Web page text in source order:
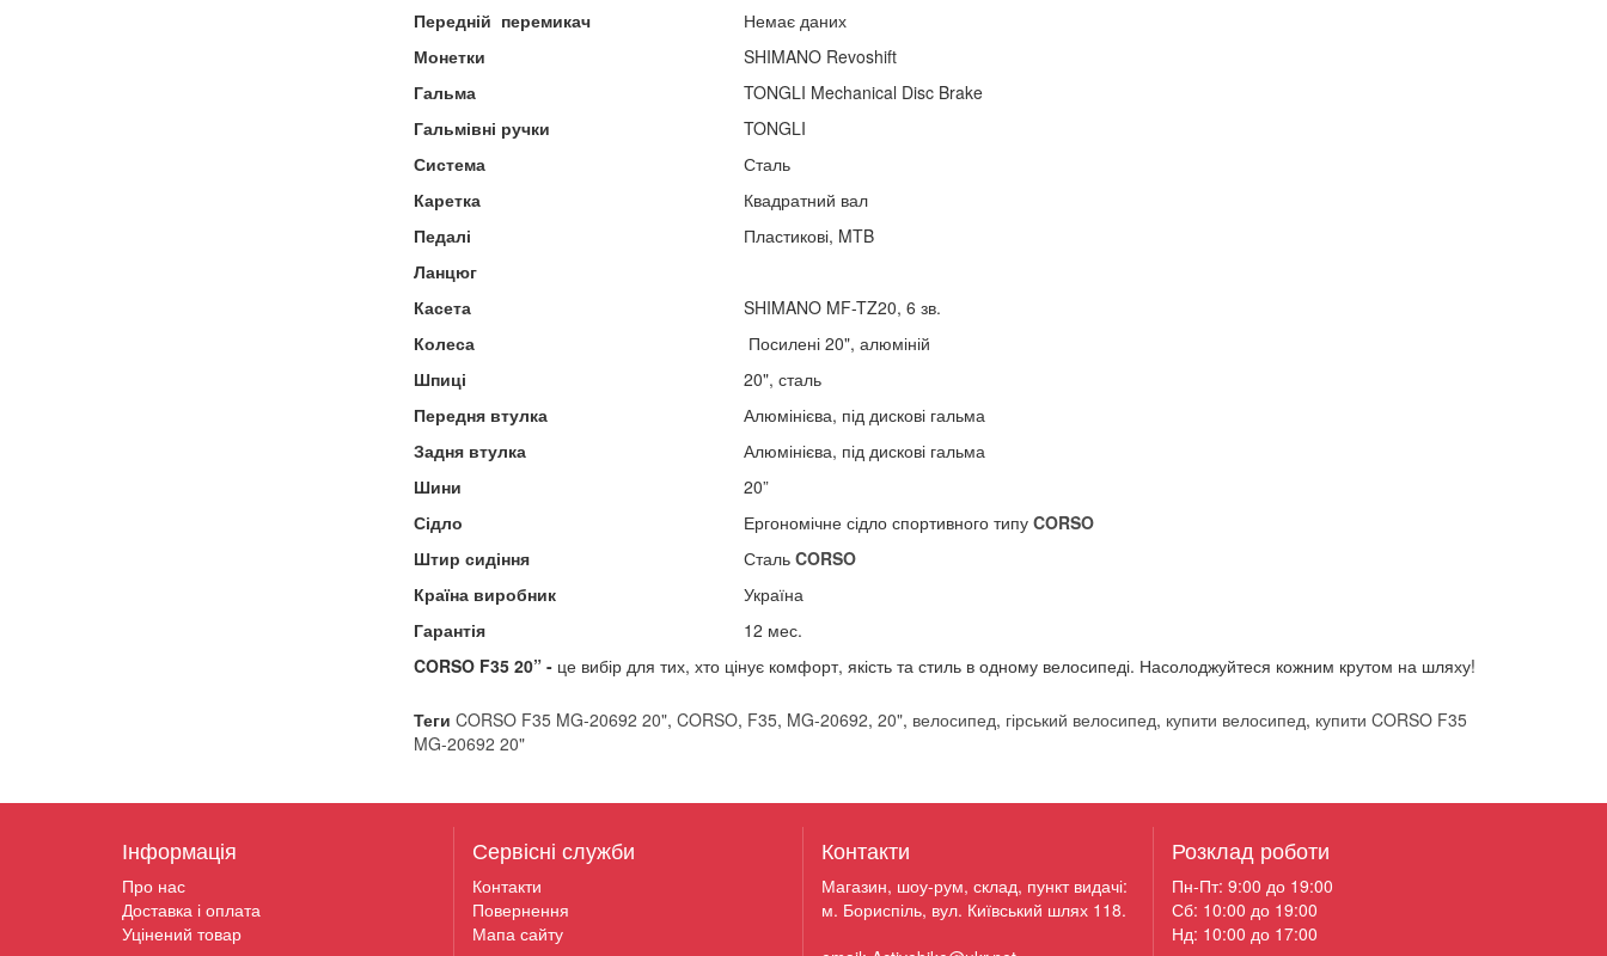
Передній перемикач
Немає даних
Монетки
SHIMANO Revoshift
Гальма
TONGLI Mechanical Disc Brake
Гальмівні ручки
TONGLI
Система
Сталь
Каретка
Квадратний вал
Педалі
Пластикові, MTB
Ланцюг
Касета
SHIMANO MF-TZ20, 6 зв.
Колеса
Посилені 20", алюміній
Шпиці
20", сталь
Передня втулка
Алюмінієва, під дискові гальма
Задня втулка
Алюмінієва, під дискові гальма
Шини
20”
Сідло
Ергономічне сідло спортивного типу CORSO
Штир сидіння
Сталь CORSO
Країна виробник
Україна
Гарантія
12 мес.
CORSO F35 20” -це вибір для тих, хто цінує комфорт, якість та стиль в одному велосипеді. Насолоджуйтеся кожним крутом на шляху!
Теги CORSO F35 MG-20692 20", CORSO, F35, MG-20692, 20", велосипед, гірський велосипед, купити велосипед, купити CORSO F35
MG-20692 20"
Інформація
Про нас
Доставка і оплата
Уцінений товар
Сервісні служби
Контакти
Повернення
Мапа сайту
Контакти
Магазин, шоу-рум, склад, пункт видачі:
м. Бориспіль, вул. Київський шлях 118.
Розклад роботи
Пн-Пт: 9:00 до 19:00
Сб: 10:00 до 19:00
Нд: 10:00 до 17:00